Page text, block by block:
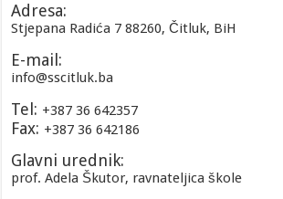
Adresa:
Stjepana Radića 7 88260, Čitluk, BiH
E-mail:
info@sscitluk.ba
Tel: +387 36 642357
Fax: +387 36 642186
Glavni urednik:
prof. Adela Škutor, ravnateljica škole